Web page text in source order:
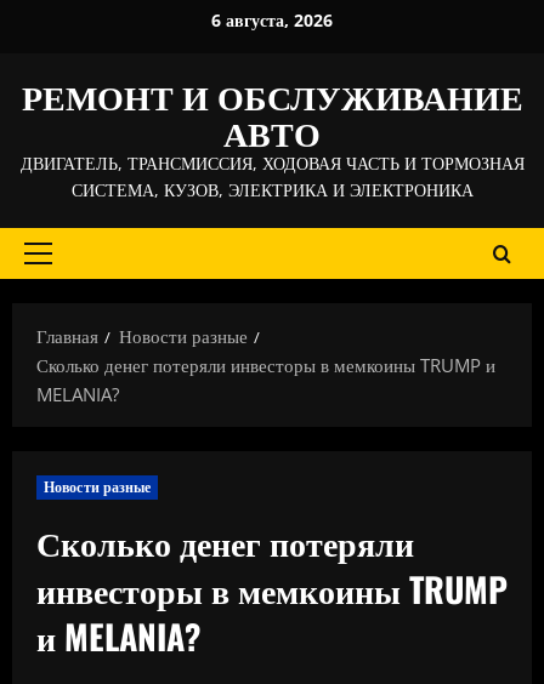
6 августа, 2026
РЕМОНТ И ОБСЛУЖИВАНИЕ
АВТО
ДВИГАТЕЛЬ, ТРАНСМИССИЯ, ХОДОВАЯ ЧАСТЬ И ТОРМОЗНАЯ
СИСТЕМА, КУЗОВ, ЭЛЕКТРИКА И ЭЛЕКТРОНИКА
Основное
Главная
Новости разные
Сколько денег потеряли инвесторы в мемкоины TRUMP и
MELANIA?
Новости разные
Сколько денег потеряли
инвесторы в мемкоины TRUMP
и MELANIA?